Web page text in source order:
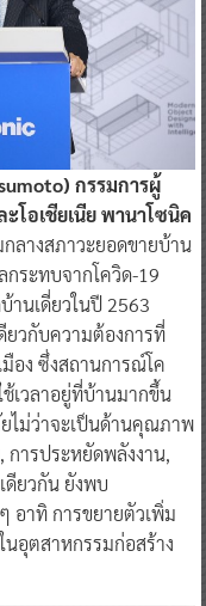
กรรมการผู้
โอเชียเนีย พานาโซนิค
ลางสภาวะยอดขายบ้าน
ระทบจากโควิด-19
านเดี่ยวในปี 2563
ยวกับความต้องการที่
มือง ซึ่งสถานการณ์โค
เวลาอยู่ที่บ้านมากขึ้น
ไม่ว่าจะเป็นด้านคุณภาพ
ารประหยัดพลังงาน,
ยวกัน ยังพบ
อาทิ การขยายตัวเพิ่ม
อุตสาหกรรมก่อสร้าง